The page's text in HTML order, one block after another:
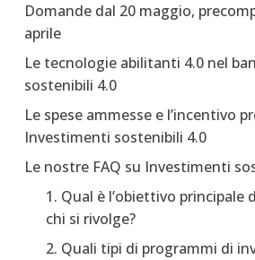
Domande dal 20 maggio,
aprile
Le tecnologie abilitanti 4.0 nel
sostenibili 4.0
Le spese ammesse e l’incentivo
Investimenti sostenibili 4.0
Le nostre FAQ su Investimenti
1. Qual è l’obiettivo principale
chi si rivolge?
2. Quali tipi di programmi di